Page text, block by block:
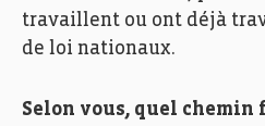
travaillent ou ont déjà
de loi nationaux.
Selon vous, quel